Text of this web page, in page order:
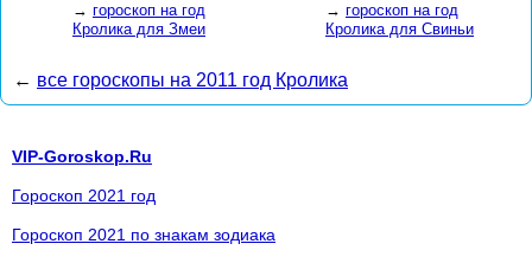
→ гороскоп на год
Кролика для Змеи
→ гороскоп на год
Кролика для Свиньи
← все гороскопы на 2011 год Кролика
VIP-Goroskop.Ru
Гороскоп 2021 год
Гороскоп 2021 по знакам зодиака